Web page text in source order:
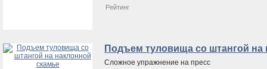
Рейтинг
Подъем туловища со штангой на
Сложное упражнение на пресс